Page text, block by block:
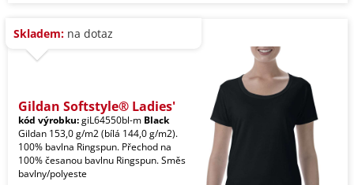
Skladem: na dotaz
Gildan Softstyle® Ladies'
kód výrobku:giL64550bl-m Black
Gildan 153,0 g/m2 (bílá 144,0 g/m2).
100% bavlna Ringspun. Přechod na
100% česanou bavlnu Ringspun. Směs
bavlny/polyeste